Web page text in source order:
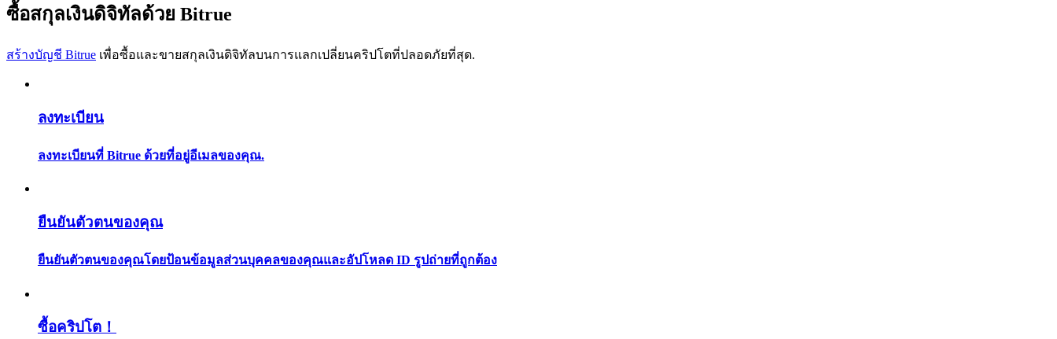
ข้อมูล
ซื้อสกุลเงินดิจิทัลด้วย Bitrue
สร้างบัญชี Bitrue เพื่อซื้อและขายสกุลเงินดิจิทัลบนการแลกเปลี่ยนคริปโตที่ปลอดภัยที่สุด.
ลงทะเบียน
ลงทะเบียนที่ Bitrue ด้วยที่อยู่อีเมลของคุณ.
ยืนยันตัวตนของคุณ
ยืนยันตัวตนของคุณโดยป้อนข้อมูลส่วนบุคคลของคุณและอัปโหลด ID รูปถ่ายที่ถูกต้อง
ซื้อคริปโต！